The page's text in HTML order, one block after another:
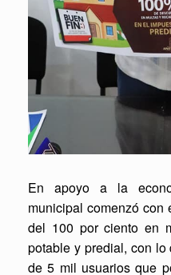
En apoyo a la
municipal comenzó con
del 100 por ciento en
potable y predial, con
de 5 mil usuarios que